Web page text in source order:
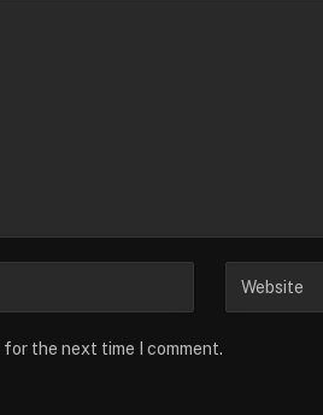
for the next time I comment.